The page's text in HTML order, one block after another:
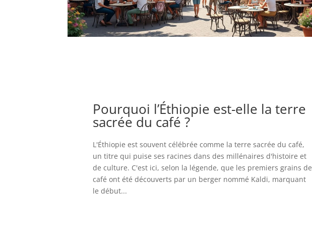
Pourquoi l’Éthiopie est-elle la terre
sacrée du café ?
L'Éthiopie est souvent célébrée comme la terre sacrée du café,
un titre qui puise ses racines dans des millénaires d'histoire et
de culture. C'est ici, selon la légende, que les premiers grains de
café ont été découverts par un berger nommé Kaldi, marquant
le début...